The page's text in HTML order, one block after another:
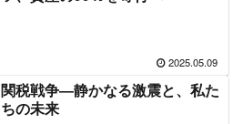
2025.05.09
関税戦争―静かなる激震と、私た
ちの未来